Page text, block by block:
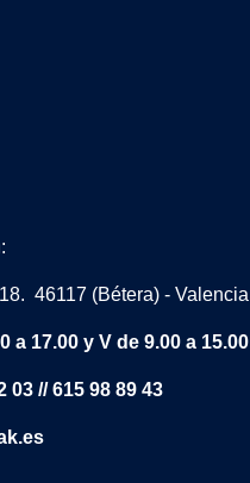
46117 (Bétera) - Valencia
a 17.00 y V de 9.00 a 15.00
03 // 615 98 89 43